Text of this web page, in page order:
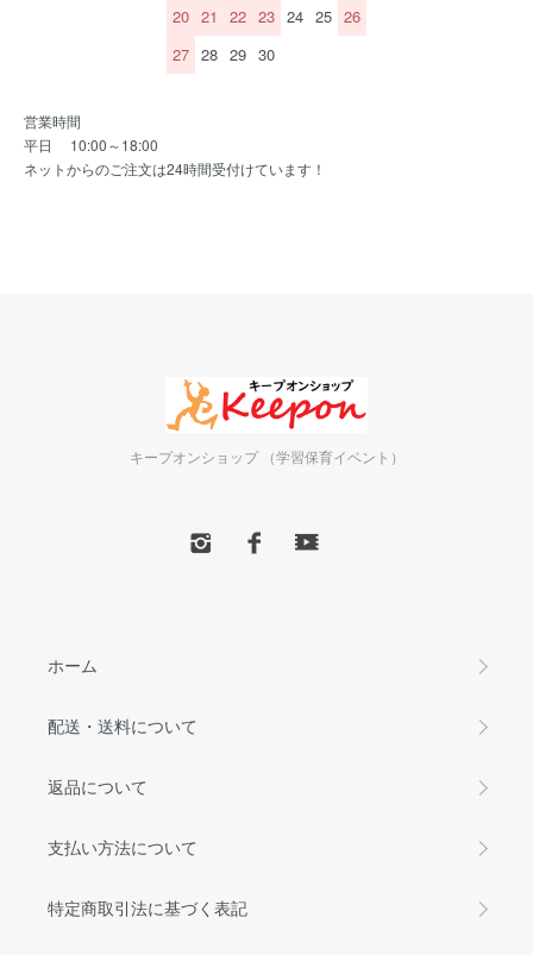
20 21 22 23 24 25 26
27 28 29 30
営業時間
平日 10:00～18:00
ネットからのご注文は24時間受付けています！
キープオンショップ （学習保育イベント）
ホーム
配送・送料について
返品について
支払い方法について
特定商取引法に基づく表記